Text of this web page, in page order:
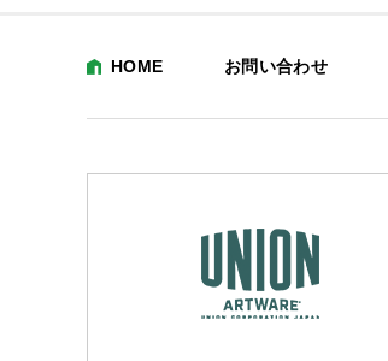
HOME お問い合わせ